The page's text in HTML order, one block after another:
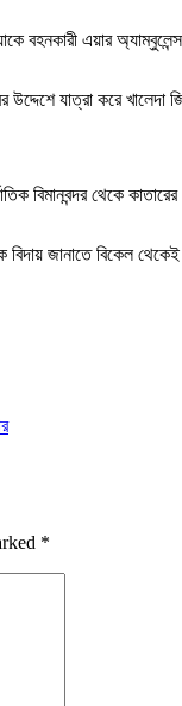
বহনকারী এয়ার
উদ্দেশে যাত্রা করে
থেকে
বিদায় জানাতে বিকেল
*